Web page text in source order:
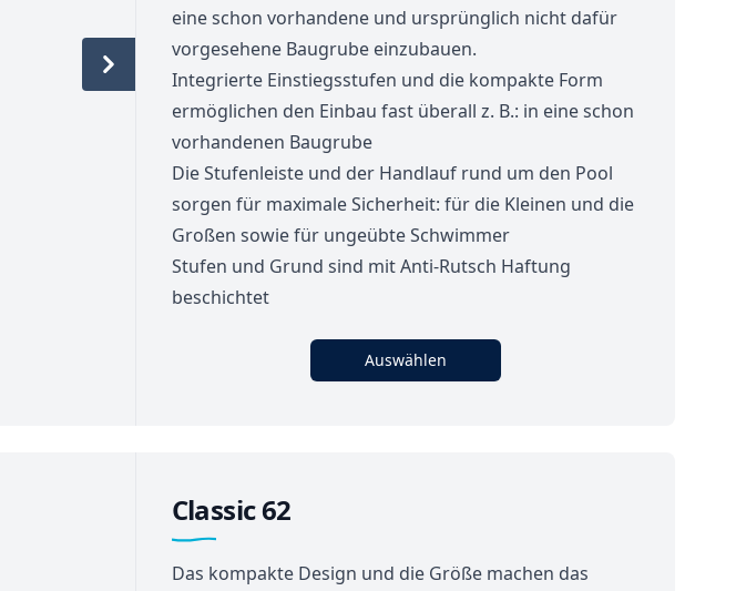
eine schon vorhandene und ursprünglich nicht dafür
vorgesehene Baugrube einzubauen.
Integrierte Einstiegsstufen und die kompakte Form
ermöglichen den Einbau fast überall z. B.: in eine schon
vorhandenen Baugrube
Die Stufenleiste und der Handlauf rund um den Pool
sorgen für maximale Sicherheit: für die Kleinen und die
Großen sowie für ungeübte Schwimmer
Stufen und Grund sind mit Anti-Rutsch Haftung
beschichtet
Auswählen
Classic 62
Das kompakte Design und die Größe machen das